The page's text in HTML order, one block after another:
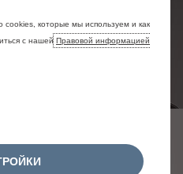
ВЫЗОВ
cookies, которые мы используем и как
с нашей Правовой информацией